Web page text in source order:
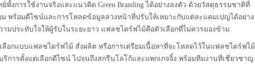
งการใช้งานจริงและแนวคิด Green Branding ได้อย่างลงตัว ด้วยวัสดุธรรมชาติที่
พร้อมดีไซน์และการโหลดข้อมูลล่วงหน้าที่ปรับให้เหมาะกับแต่ละแคมเปญได้อย่าง
มประทับใจให้ผู้รับในระยะยาว แฟลชไดร์ฟไม้คือตัวเลือกที่ไม่ควรมองข้าม
ลือกแบบแฟลชไดร์ฟไม้ สั่งผลิต หรือการเตรียมเนื้อหาที่จะโหลดไว้ในแฟลชไดร์ฟไม้
ริการตั้งแต่เลือกดีไซน์ ไปจนถึงสกรีนโลโก้และแพกเกจจิ้ง พร้อมทีมงานที่เชี่ยวชาญ